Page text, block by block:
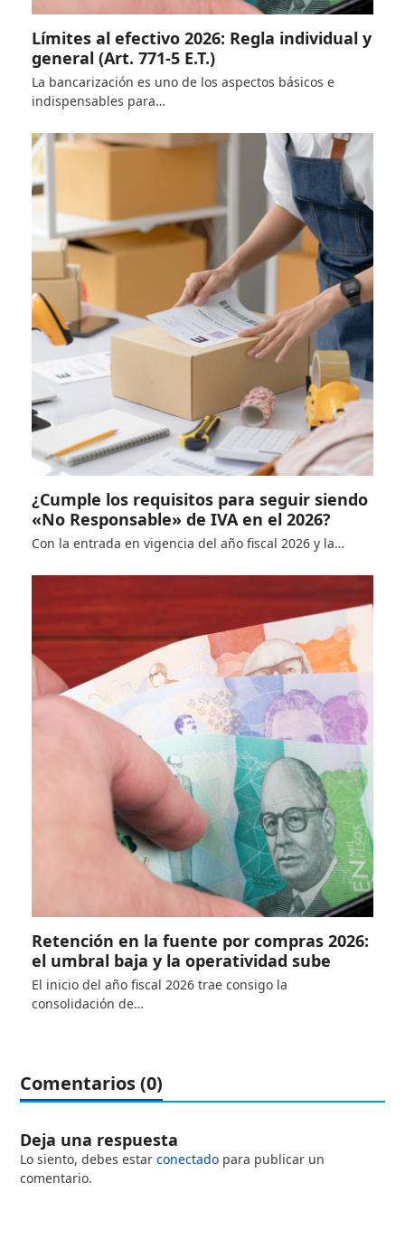
Límites al efectivo 2026: Regla individual y
general (Art. 771-5 E.T.)
La bancarización es uno de los aspectos básicos e
indispensables para…
¿Cumple los requisitos para seguir siendo
«No Responsable» de IVA en el 2026?
Con la entrada en vigencia del año fiscal 2026 y la…
Retención en la fuente por compras 2026:
el umbral baja y la operatividad sube
El inicio del año fiscal 2026 trae consigo la
consolidación de…
Comentarios (0)
Deja una respuesta
Lo siento, debes estarconectado para publicar un
comentario.